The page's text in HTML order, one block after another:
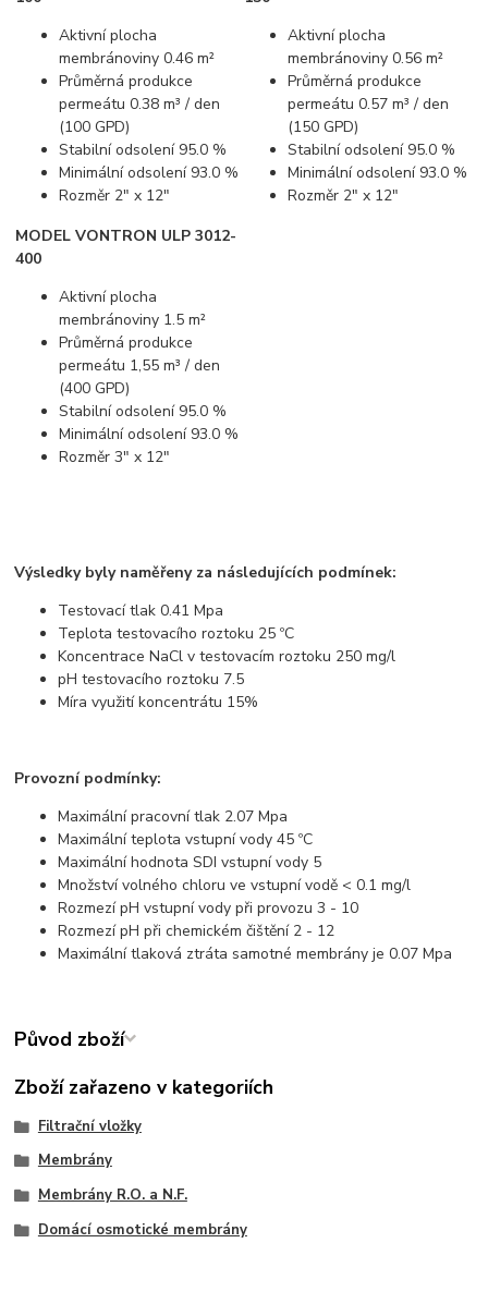
Aktivní plocha
membránoviny 0.46 m²
Průměrná produkce
permeátu 0.38 m³ / den
(100 GPD)
Stabilní odsolení 95.0 %
Minimální odsolení 93.0 %
Rozměr 2" x 12"
Aktivní plocha
membránoviny 0.56 m²
Průměrná produkce
permeátu 0.57 m³ / den
(150 GPD)
Stabilní odsolení 95.0 %
Minimální odsolení 93.0 %
Rozměr 2" x 12"
MODEL VONTRON ULP 3012-
400
Aktivní plocha
membránoviny 1.5 m²
Průměrná produkce
permeátu 1,55 m³ / den
(400 GPD)
Stabilní odsolení 95.0 %
Minimální odsolení 93.0 %
Rozměr 3" x 12"
Výsledky byly naměřeny za následujících podmínek:
Testovací tlak 0.41 Mpa
Teplota testovacího roztoku 25 ºC
Koncentrace NaCl v testovacím roztoku 250 mg/l
pH testovacího roztoku 7.5
Míra využití koncentrátu 15%
Provozní podmínky:
Maximální pracovní tlak 2.07 Mpa
Maximální teplota vstupní vody 45 ºC
Maximální hodnota SDI vstupní vody 5
Množství volného chloru ve vstupní vodě < 0.1 mg/l
Rozmezí pH vstupní vody při provozu 3 - 10
Rozmezí pH při chemickém čištění 2 - 12
Maximální tlaková ztráta samotné membrány je 0.07 Mpa
Původ zboží
Zboží zařazeno v kategoriích
Filtrační vložky
Membrány
Membrány R.O. a N.F.
Domácí osmotické membrány